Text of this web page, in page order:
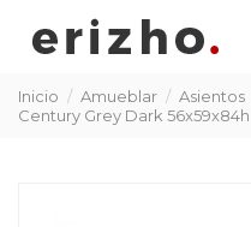
Inicio Amueblar Asientos
Century Grey Dark 56x59x84h